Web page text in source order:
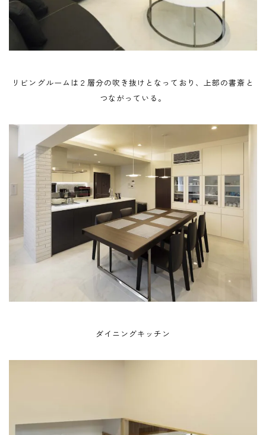
リビングルームは２層分の吹き抜けとなっており、上部の書斎と
つながっている。
ダイニングキッチン